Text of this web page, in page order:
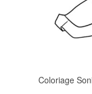
Coloriage